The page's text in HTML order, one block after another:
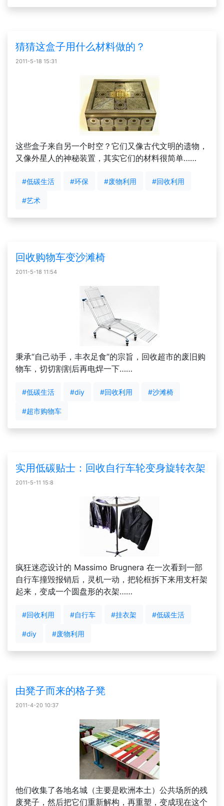
猜猜这盒子用什么材料做的？
2011-5-18 15:31
这些盒子来自另一个时空？它们又像古代文明的遗物，
又像外星人的神秘装置，其实它们的材料很简单……
#低碳生活 #环保 #废物利用 #回收利用
#艺术
回收购物车变沙滩椅
2011-5-18 11:54
秉承“自己动手，丰衣足食”的宗旨，回收超市的废旧购
物车，切切割割后再电焊一下……
#低碳生活 #diy #回收利用 #沙滩椅
#超市购物车
实用低碳贴士：回收自行车轮变身旋转衣架
2011-5-11 15:8
疯狂迷恋设计的 Massimo Brugnera 在一次看到一部
自行车撞毁报销后，灵机一动，把轮框拆下来用支杆架
起来，变成一个圆盘形的衣架……
#回收利用 #自行车 #挂衣架 #低碳生活
#diy #废物利用
由凳子而来的格子凳
2011-4-20 10:37
他们收集了各地名城（主要是欧洲本土）公共场所的残
废凳子，然后把它们重新解构，再重塑，变成现在这个